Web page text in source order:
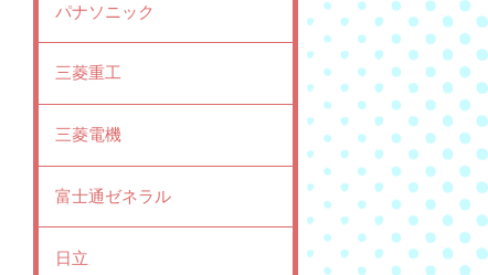
パナソニック
三菱重工
三菱電機
富士通ゼネラル
日立